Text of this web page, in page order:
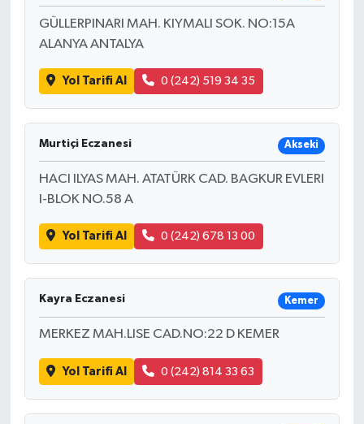
GÜLLERPINARI MAH. KIYMALI SOK. NO:15A
ALANYA ANTALYA
Yol Tarifi Al 0 (242) 519 34 35
Murtiçi Eczanesi Akseki
HACI ILYAS MAH. ATATÜRK CAD. BAGKUR EVLERI
I-BLOK NO.58 A
Yol Tarifi Al 0 (242) 678 13 00
Kayra Eczanesi Kemer
MERKEZ MAH.LISE CAD.NO:22 D KEMER
Yol Tarifi Al 0 (242) 814 33 63